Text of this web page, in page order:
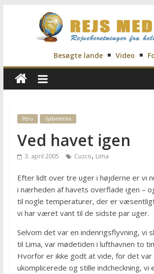
Rejs
Med
Os
Rejseblog
for
Vilde,
Marianne
og
Morten
Besøgte lande Video
Peru Sydamerika
Ved havet igen
3. april 2005 Cuzco, Lima
Efter lidt over tre uger i højderne er vi
i nærheden af havets overflade igen –
til nogle temperaturer, der er
vi har været vant til de sidste par uger.
Selvom det var en indenrigsflyvning, vi
til Lima, var mødetiden i lufthavnen to
Hvorfor er ikke godt at vide, for det
ukomplicerede og stille indcheckning, vi